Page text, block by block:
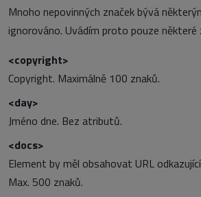
Mnoho nepovinných značek bývá
ignorováno. Uvádím proto pouze některé
<copyright>
Copyright. Maximálně 100 znaků.
<day>
Jméno dne. Bez atributů.
<docs>
Element by měl obsahovat URL
Max. 500 znaků.